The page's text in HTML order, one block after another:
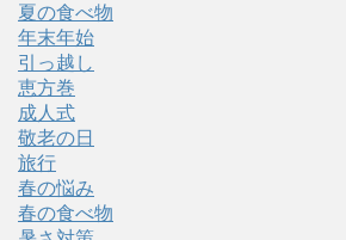
夏の食べ物
年末年始
引っ越し
恵方巻
成人式
敬老の日
旅行
春の悩み
春の食べ物